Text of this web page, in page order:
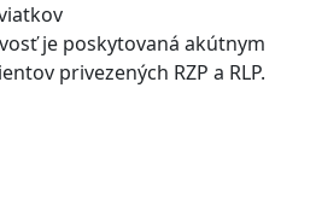
je poskytovaná akútnym
privezených RZP a RLP.